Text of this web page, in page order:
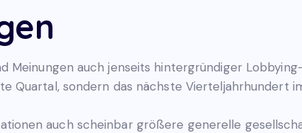
Meinungen auch jenseits hintergründiger
Quartal, sondern das nächste Vierteljahrhundert
auch scheinbar größere generelle